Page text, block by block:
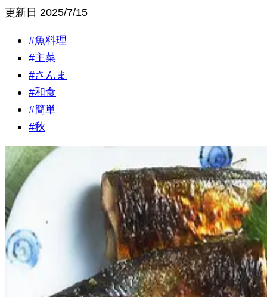
更新日 2025/7/15
#魚料理
#主菜
#さんま
#和食
#簡単
#秋